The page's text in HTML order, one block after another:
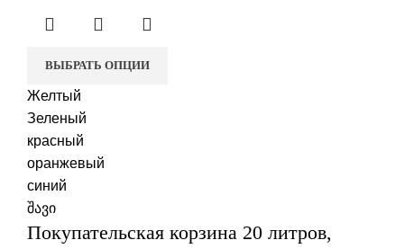
ВЫБРАТЬ ОПЦИИ
Желтый
Зеленый
красный
оранжевый
синий
შავი
Покупательская корзина 20 литров,